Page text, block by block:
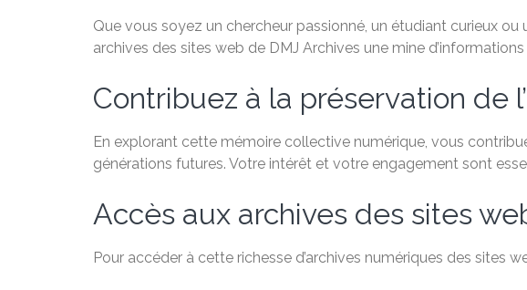
Que vous soyez un chercheur passionné, un étudiant curieux
archives des sites web de DMJ Archives une mine
Contribuez à la préservation de
En explorant cette mémoire collective numérique, vous
générations futures. Votre intérêt et votre engagement sont
Accès aux archives des sites
Pour accéder à cette richesse d’archives numériques des sites